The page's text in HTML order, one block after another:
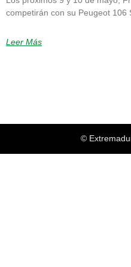
competirán con su Peugeot 106
Leer Más
©